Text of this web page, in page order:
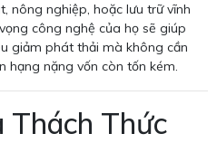
nông nghiệp, hoặc lưu trữ vĩnh
công nghệ của họ sẽ giúp
giảm phát thải mà không cần
hạng nặng vốn còn tốn kém.
Thách Thức